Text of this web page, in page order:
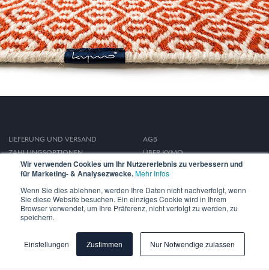
Wir verwenden Cookies um Ihr Nutzererlebnis zu verbessern und
für Marketing- & Analysezwecke.Mehr Infos
Wenn Sie dies ablehnen, werden Ihre Daten nicht nachverfolgt, wenn
Sie diese Website besuchen. Ein einziges Cookie wird in Ihrem
Browser verwendet, um Ihre Präferenz, nicht verfolgt zu werden, zu
speichern.
Einstellungen Zustimmen Nur Notwendige zulassen
LIEFERUNG UND VERSAND
ZAHLUNGSOPTIONEN
WIDERRUFSRECHT
AGB
ÜBER KYMO
IMPRESSUM
DATENSCHUTZ